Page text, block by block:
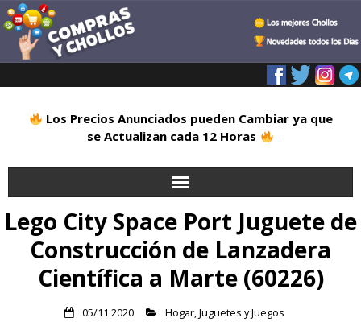
Los Precios Anunciados pueden Cambiar ya que
se Actualizan cada 12 Horas
Inicio
Alimentación
Lego City Space Port Juguete de
Construcción de Lanzadera
Científica a Marte (60226)
05/11 2020 Hogar,Juguetes y Juegos